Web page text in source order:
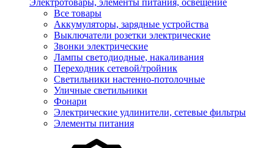
Электротовары, элементы питания, освещение
Все товары
Аккумуляторы, зарядные устройства
Выключатели розетки электрические
Звонки электрические
Лампы светодиодные, накаливания
Переходник сетевой/тройник
Светильники настенно-потолочные
Уличные светильники
Фонари
Электрические удлинители, сетевые фильтры
Элементы питания